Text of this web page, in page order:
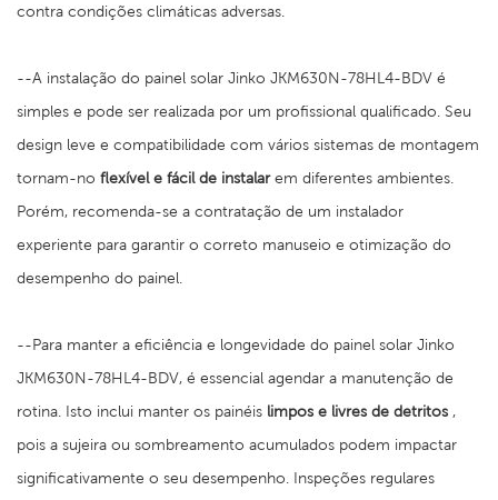
contra condições climáticas adversas.
--A instalação do painel solar Jinko JKM630N-78HL4-BDV é
simples e pode ser realizada por um profissional qualificado. Seu
design leve e compatibilidade com vários sistemas de montagem
tornam-no flexível e fácil de instalarem diferentes ambientes.
Porém, recomenda-se a contratação de um instalador
experiente para garantir o correto manuseio e otimização do
desempenho do painel.
--Para manter a eficiência e longevidade do painel solar Jinko
JKM630N-78HL4-BDV, é essencial agendar a manutenção de
rotina. Isto inclui manter os painéis limpos e livres de detritos ,
pois a sujeira ou sombreamento acumulados podem impactar
significativamente o seu desempenho. Inspeções regulares